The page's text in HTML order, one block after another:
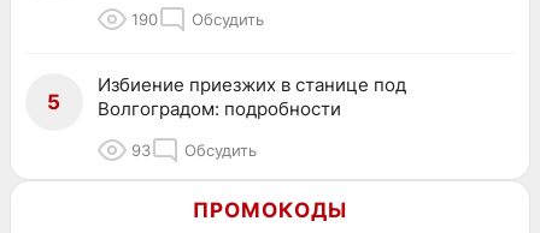
190 Обсудить
5
Избиение приезжих в станице под
Волгоградом: подробности
93 Обсудить
ПРОМОКОДЫ